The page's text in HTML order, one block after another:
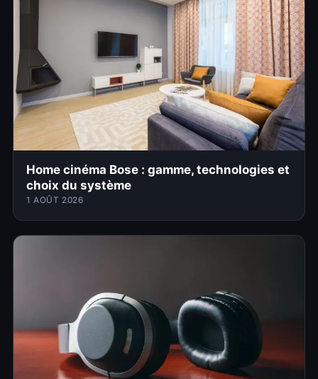
Home cinéma Bose : gamme, technologies et
choix du système
1 AOÛT 2026